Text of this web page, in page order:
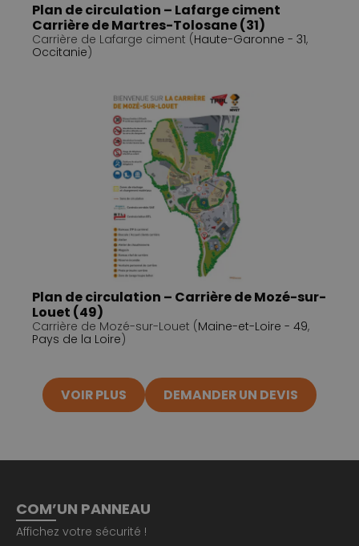
Plan de circulation – Lafarge ciment
Carrière de Martres-Tolosane (31)
Carrière de Lafarge ciment (Haute-Garonne - 31,
Occitanie)
Plan de circulation – Carrière de Mozé-sur-
Louet (49)
Carrière de Mozé-sur-Louet (Maine-et-Loire - 49,
Pays de la Loire)
VOIR PLUS DEMANDER UN DEVIS
COM’UN PANNEAU
Affichez votre sécurité !